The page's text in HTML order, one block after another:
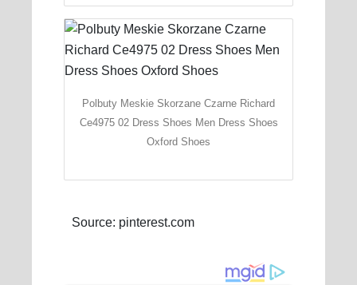
Polbuty Meskie Skorzane Czarne Richard
Ce4975 02 Dress Shoes Men Dress Shoes
Oxford Shoes
Source: pinterest.com